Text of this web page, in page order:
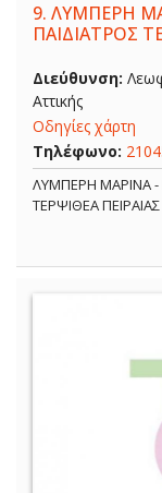
9. ΛΥΜΠΕΡΗ
ΠΑΙΔΙΑΤΡΟΣ
Διεύθυνση:
Αττικής
Οδηγίες χάρτη
Τηλέφωνο:
ΛΥΜΠΕΡΗ ΜΑΡΙΝΑ -
ΤΕΡΨΙΘΕΑ ΠΕΙΡΑΙΑΣ